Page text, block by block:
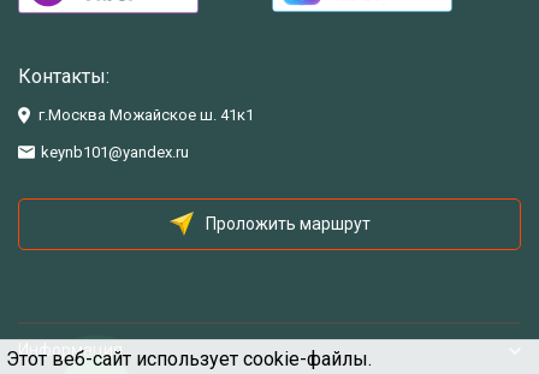
Этот веб-сайт использует cookie-файлы.
Контакты:
г.Москва Можайское ш. 41к1
keynb101@yandex.ru
Проложить маршрут
Информация